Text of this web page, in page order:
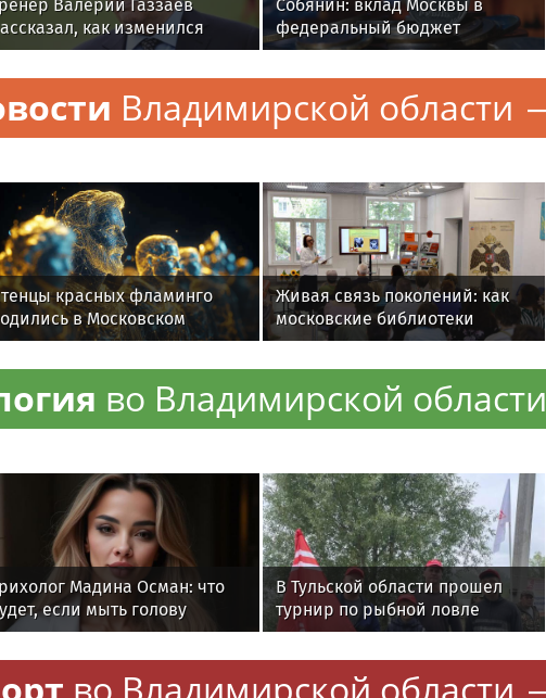
Валерий Газзаев
как изменился
в России за 25 лет
Собянин: вклад Москвы в
федеральный бюджет
работает на развитие всей
России
Владимирской области
красных фламинго
в Московском
в июле
Живая связь поколений: как
московские библиотеки
хранят память о Великой
Отечественной войне
во Владимирской области
Мадина Осман: что
если мыть голову
В Тульской области прошел
турнир по рыбной ловле
среди команд
железнодорожников